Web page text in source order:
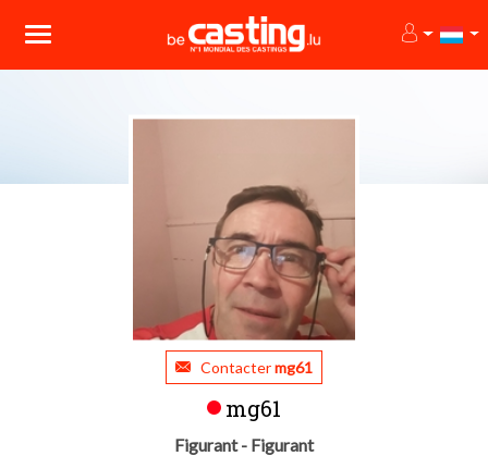
Contactermg61
mg61
Figurant - Figurant